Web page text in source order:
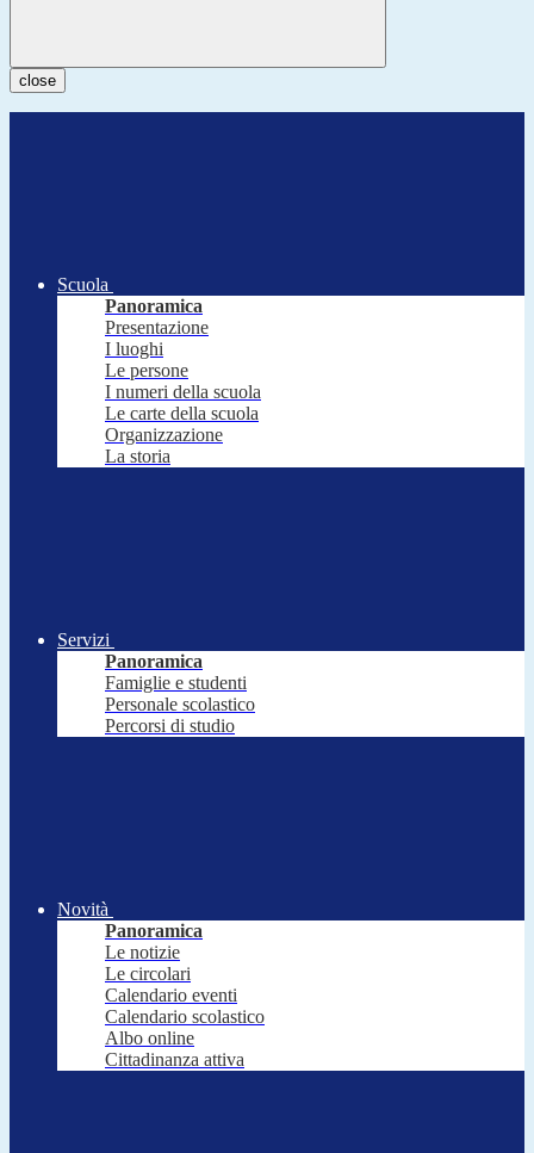
close
Scuola
Panoramica
Presentazione
I luoghi
Le persone
I numeri della scuola
Le carte della scuola
Organizzazione
La storia
Servizi
Panoramica
Famiglie e studenti
Personale scolastico
Percorsi di studio
Novità
Panoramica
Le notizie
Le circolari
Calendario eventi
Calendario scolastico
Albo online
Cittadinanza attiva